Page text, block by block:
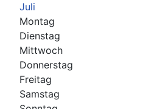
Juli
Montag
Dienstag
Mittwoch
Donnerstag
Freitag
Samstag